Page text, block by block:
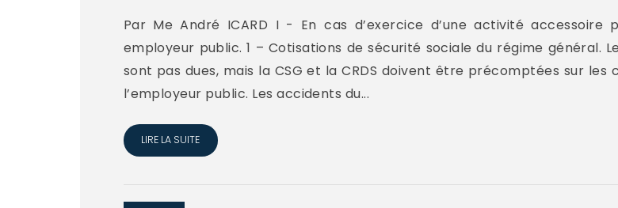
Par Me André ICARD I - En cas d’exercice d’une activité
employeur public. 1 – Cotisations de sécurité sociale du régime général.
sont pas dues, mais la CSG et la CRDS doivent être précomptées sur
l’employeur public. Les accidents du...
LIRE LA SUITE